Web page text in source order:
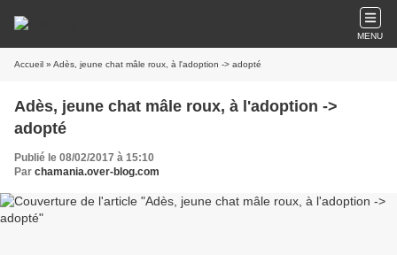
MENU
Accueil » Adès, jeune chat mâle roux, à l'adoption -> adopté
Adès, jeune chat mâle roux, à l'adoption ->
adopté
Publié le 08/02/2017 à 15:10
Par chamania.over-blog.com